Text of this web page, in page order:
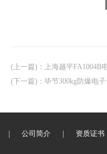
(上一篇) ：
上海越平FA1004B
(下一篇) ： 毕节300kg防爆电
公司简介 资质证书